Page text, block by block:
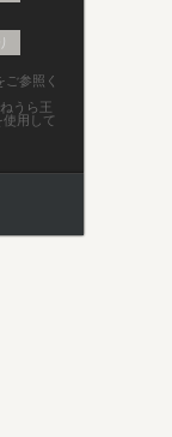
参照く
うら王
用して